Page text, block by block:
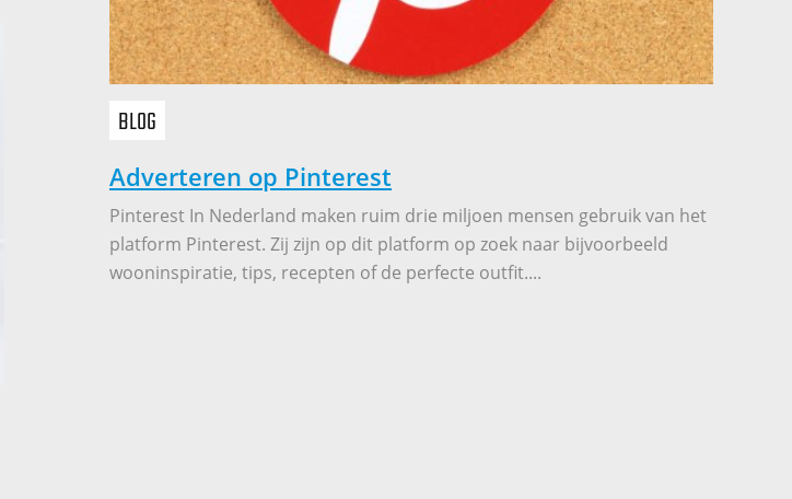
BLOG
Adverteren op Pinterest
Pinterest In Nederland maken ruim drie miljoen mensen gebruik van het
platform Pinterest. Zij zijn op dit platform op zoek naar bijvoorbeeld
wooninspiratie, tips, recepten of de perfecte outfit....